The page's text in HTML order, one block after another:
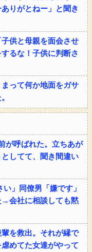
りがとねー」と聞き
供と母親を面会させ
るな！子供に判断さ
って何か地面をガサ
が呼ばれた。立ちあが
してて、聞き間違い
」同僚男「嫌です」
→会社に相談しても黙
を救出。それが縁で
めてた女達がやって